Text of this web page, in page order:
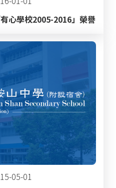
心學校2005-2016」榮譽
05-01